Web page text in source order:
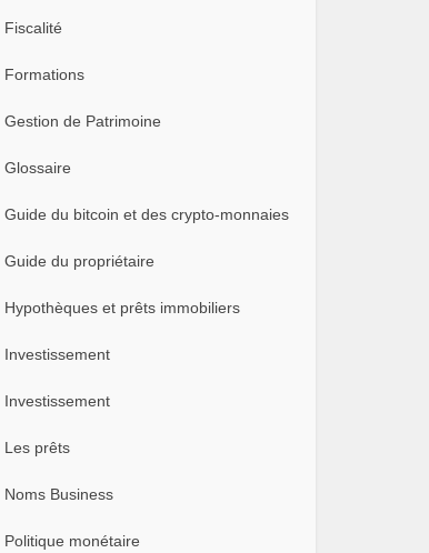
Fiscalité
Formations
Gestion de Patrimoine
Glossaire
Guide du bitcoin et des crypto-monnaies
Guide du propriétaire
Hypothèques et prêts immobiliers
Investissement
Investissement
Les prêts
Noms Business
Politique monétaire